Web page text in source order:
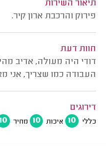
תיאור השירות
פירוק והרכבת ארון קיר.
חוות דעת
דודי היה מעולה, אדיב
העבודה כמו שצריך, אני
דירוגים
כללי 10 איכות 10 מחיר 10